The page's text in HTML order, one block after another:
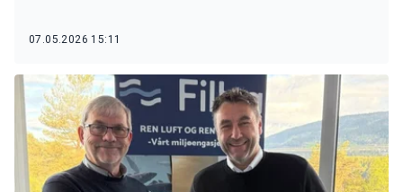
07.05.2026 15:11